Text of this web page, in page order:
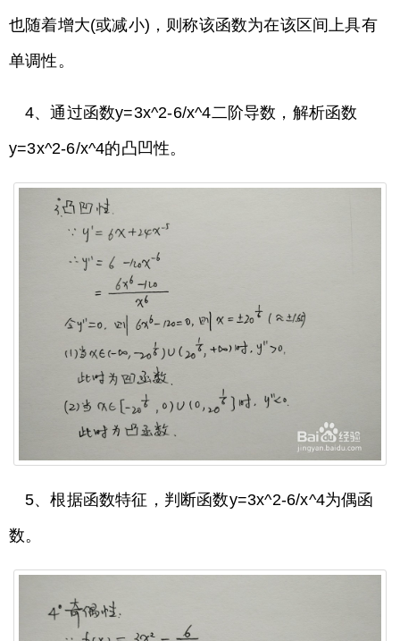
也随着增大(或减小)，则称该函数为在该区间上具有
单调性。
4、通过函数y=3x^2-6/x^4二阶导数，解析函数
y=3x^2-6/x^4的凸凹性。
5、根据函数特征，判断函数y=3x^2-6/x^4为偶函
数。